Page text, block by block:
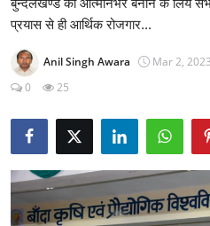
राज्य
बुन्देलखण्ड
वीडियो
क्राइम
बुन्देलखण्ड को आत्मनिर्भर बनाने के लिये
प्रयास से ही आर्थिक रोजगार...
Anil Singh Awara Mar 2,
0
25